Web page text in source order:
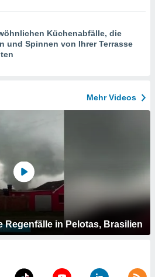
Küchenabfälle, die
und Spinnen von Ihrer Terrasse
Mehr Videos
Regenfälle in Pelotas, Brasilien